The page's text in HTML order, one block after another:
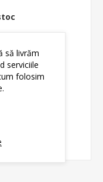
să livrăm
serviciile
folosim